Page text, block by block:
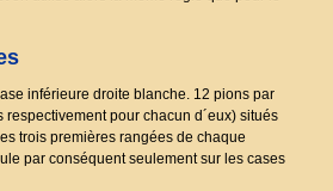
inférieure droite blanche. 12 pions par
pour chacun d´eux) situés
trois premières rangées de chaque
par conséquent seulement sur les cases